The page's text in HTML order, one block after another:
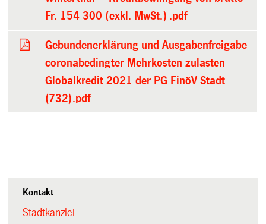
Fr. 154 300 (exkl. MwSt.) .pdf
Gebundenerklärung und Ausgabenfreigabe
coronabedingter Mehrkosten zulasten
Globalkredit 2021 der PG FinöV Stadt
(732).pdf
Kontakt
Stadtkanzlei